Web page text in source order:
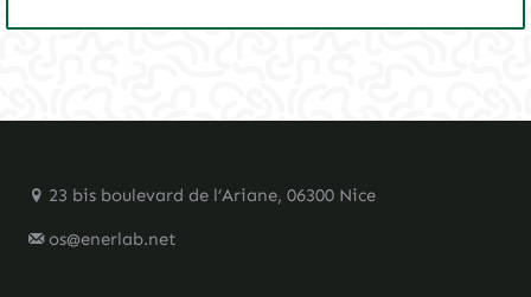
23 bis boulevard de l’Ariane, 06300 Nice
os@enerlab.net